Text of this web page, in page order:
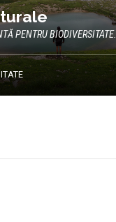
PENTRU BIODIVERSITATE.